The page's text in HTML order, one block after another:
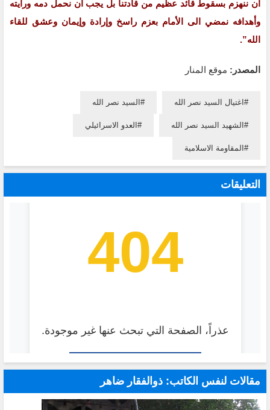
ان ننهزم بسقوط قائد عظيم من قادتنا بل يجب ان نحمل دمه ورايته
وأهدافه نمضي الى الأمام بعزم راسخ وإرادة وإيمان وعشق للقاء
الله”.
المصدر: موقع المنار
اغتيال السيد نصر الله السيد نصر الله
الشهيد السيد نصر الله العدو الاسرائيلي
المقاومة الاسلامية
التعليقات
مقالات لنفس الكاتب: ذوالفقار ضاهر